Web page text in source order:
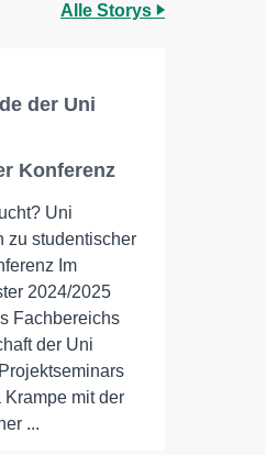
Alle Storys
der Uni
Konferenz
Uni
zu studentischer
Im
2024/2025
Fachbereichs
der Uni
mit der
...